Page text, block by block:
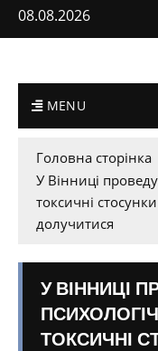
08.08.2026
MENU
Головна сторінка
У Вінниці
токсичні
долучитися
У ВІННИЦІ
ТОКСИЧНІ